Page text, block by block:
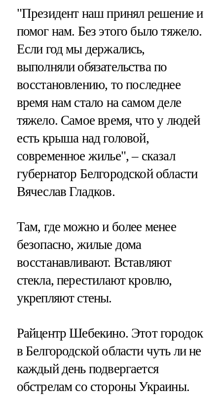
"Президент наш принял решение и
помог нам. Без этого было тяжело.
Если год мы держались,
выполняли обязательства по
восстановлению, то последнее
время нам стало на самом деле
тяжело. Самое время, что у людей
есть крыша над головой,
современное жилье", – сказал
губернатор Белгородской области
Вячеслав Гладков.
Там, где можно и более менее
безопасно, жилые дома
восстанавливают. Вставляют
стекла, перестилают кровлю,
укрепляют стены.
Райцентр Шебекино. Этот городок
в Белгородской области чуть ли не
каждый день подвергается
обстрелам со стороны Украины.